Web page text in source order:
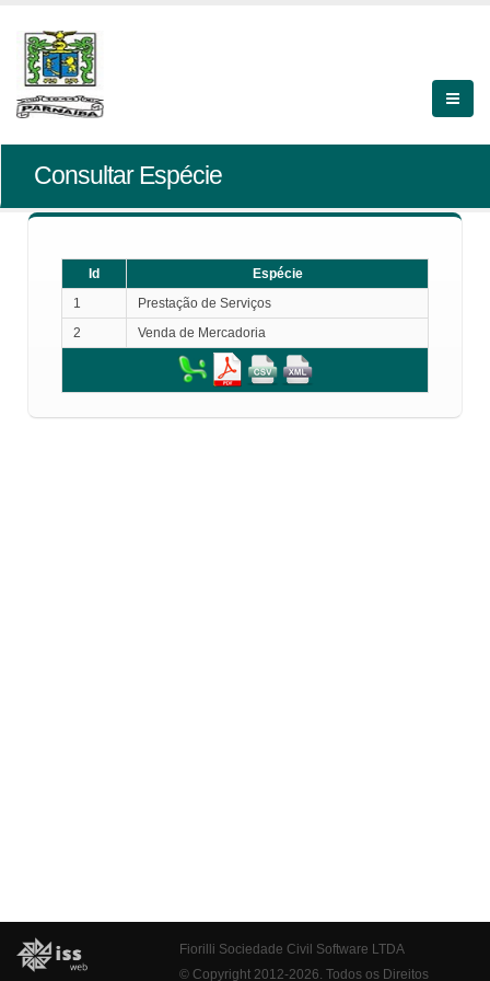
Consultar Espécie
Id
Espécie
1
Prestação de Serviços
2
Venda de Mercadoria
Fiorilli Sociedade Civil Software LTDA
© Copyright 2012-2026. Todos os Direitos